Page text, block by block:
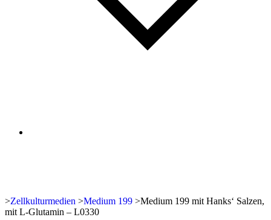
>Zellkulturmedien >Medium 199 >Medium 199 mit Hanks‘ Salzen,
mit L-Glutamin – L0330